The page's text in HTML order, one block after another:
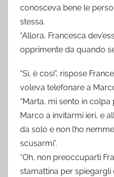
conosceva bene le
stessa.
“Allora, Francesca
opprimente da quando
“Sì, è così”, rispose
voleva telefonare a
“Marta, mi sento in
Marco a invitarmi ieri, e
da solo e non l’ho
scusarmi”.
“Oh, non preoccuparti
stamattina per spiegargli